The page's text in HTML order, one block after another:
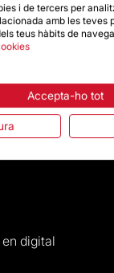
de compra
digital
i de tercers per
amb les teves
teus hàbits de
Accepta-ho tot